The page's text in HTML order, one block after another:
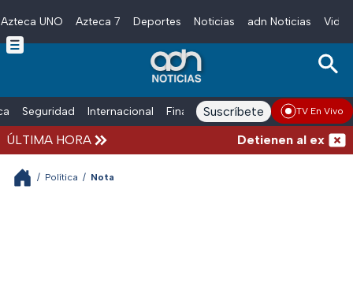
Skip to main content
Azteca UNO Azteca 7 Deportes Noticias adn Noticias
Seguridad Internacional Finanzas adn Noticias Radio
Suscríbete TV En Vivo
ÚLTIMA HORA Detienen al
/ Política / Nota